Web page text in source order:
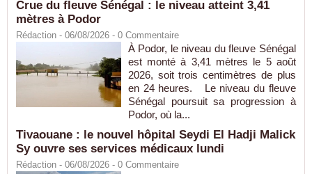
Crue du fleuve Sénégal : le niveau atteint 3,41
mètres à Podor
Rédaction - 06/08/2026 - 0 Commentaire
À Podor, le niveau du fleuve Sénégal
est monté à 3,41 mètres le 5 août
2026, soit trois centimètres de plus
en 24 heures. Le niveau du fleuve
Sénégal poursuit sa progression à
Podor, où la...
Tivaouane : le nouvel hôpital Seydi El Hadji Malick
Sy ouvre ses services médicaux lundi
Rédaction - 06/08/2026 - 0 Commentaire